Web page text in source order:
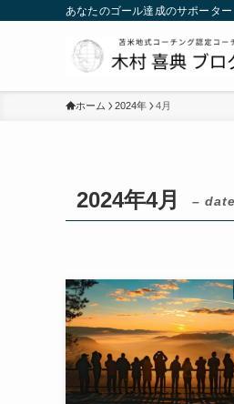
あなたのゴール達成のサポーター
ホーム 2024年 4月
2024年4月 –